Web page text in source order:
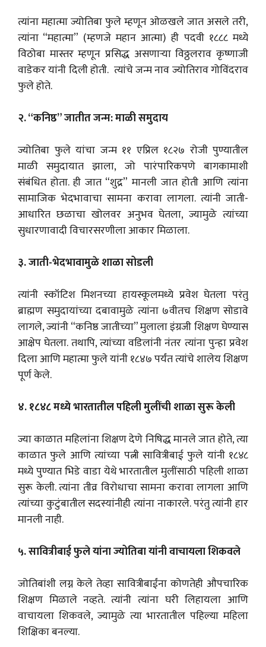
त्यांना महात्मा ज्योतिबा फुले म्हणून ओळखले जात असले तरी,
त्यांना “महात्मा” (म्हणजे महान आत्मा) ही पदवी १८८८ मध्ये
विठोबा मास्तर म्हणून प्रसिद्ध असणाऱ्या विठ्ठलराव कृष्णाजी
वाडेकर यांनी दिली होती. त्यांचे जन्म नाव ज्योतिराव गोविंदराव
फुले होते.
२. “कनिष्ठ” जातीत जन्म: माळी समुदाय
ज्योतिबा फुले यांचा जन्म ११ एप्रिल १८२७ रोजी पुण्यातील
माळी समुदायात झाला, जो पारंपारिकपणे बागकामाशी
संबंधित होता. ही जात “शुद्र” मानली जात होती आणि त्यांना
सामाजिक भेदभावाचा सामना करावा लागला. त्यांनी जाती-
आधारित छळाचा खोलवर अनुभव घेतला, ज्यामुळे त्यांच्या
सुधारणावादी विचारसरणीला आकार मिळाला.
३. जाती-भेदभावामुळे शाळा सोडली
त्यांनी स्कॉटिश मिशनच्या हायस्कूलमध्ये प्रवेश घेतला परंतु
ब्राह्मण समुदायांच्या दबावामुळे त्यांना ७वीतच शिक्षण सोडावे
लागले, ज्यांनी “कनिष्ठ जातीच्या” मुलाला इंग्रजी शिक्षण घेण्यास
आक्षेप घेतला. तथापि, त्यांच्या वडिलांनी नंतर त्यांना पुन्हा प्रवेश
दिला आणि महात्मा फुले यांनी १८४७ पर्यंत त्यांचे शालेय शिक्षण
पूर्ण केले.
४. १८४८ मध्ये भारतातील पहिली मुलींची शाळा सुरू केली
ज्या काळात महिलांना शिक्षण देणे निषिद्ध मानले जात होते, त्या
काळात फुले आणि त्यांच्या पत्नी सावित्रीबाई फुले यांनी १८४८
मध्ये पुण्यात भिडे वाडा येथे भारतातील मुलींसाठी पहिली शाळा
सुरू केली. त्यांना तीव्र विरोधाचा सामना करावा लागला आणि
त्यांच्या कुटुंबातील सदस्यांनीही त्यांना नाकारले. परंतु त्यांनी हार
मानली नाही.
५. सावित्रीबाई फुले यांना ज्योतिबा यांनी वाचायला शिकवले
जोतिबांशी लग्न केले तेव्हा सावित्रीबाईंना कोणतेही औपचारिक
शिक्षण मिळाले नव्हते. त्यांनी त्यांना घरी लिहायला आणि
वाचायला शिकवले, ज्यामुळे त्या भारतातील पहिल्या महिला
शिक्षिका बनल्या.